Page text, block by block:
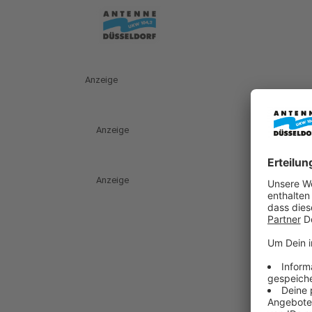
Anzeige
Anzeige
Anzeige